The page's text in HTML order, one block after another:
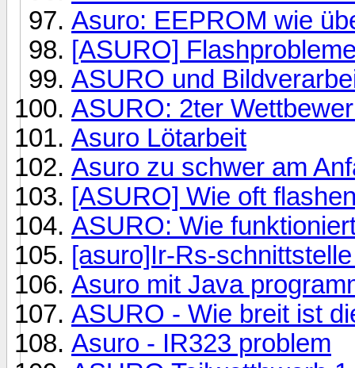
Asuro: EEPROM wie
[ASURO]
ASURO und
ASURO: 2ter
Asuro Lötarbeit
Asuro zu schwer am
[ASURO] Wie oft
ASURO: Wie
[asuro]Ir-Rs-
Asuro mit Java
ASURO - Wie breit ist
Asuro - IR323 problem